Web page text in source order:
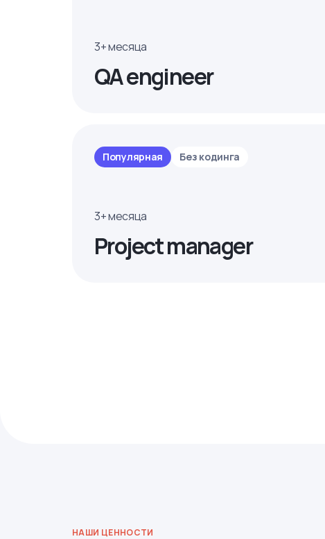
3+ месяца
QA engineer
Популярная Без кодинга
3+ месяца
Project manager
НАШИ ЦЕННОСТИ